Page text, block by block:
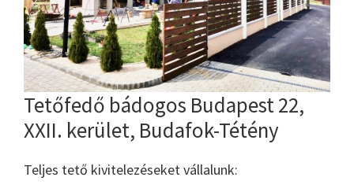
Tetőfedő bádogos Budapest 22,
XXII. kerület, Budafok-Tétény
Teljes tető kivitelezéseket vállalunk: